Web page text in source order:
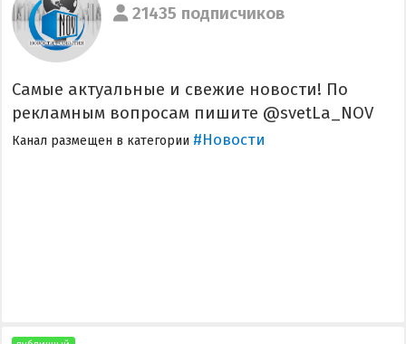
21435 подписчиков
Самые актуальные и свежие новости! По
рекламным вопросам пишите @svetLa_NOV
Канал размещен в категории #Новости